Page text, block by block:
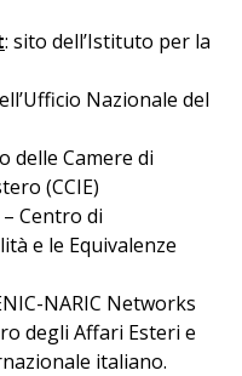
: sito dell’Istituto per la
Nazionale del
delle Camere di
(CCIE)
Centro di
e le Equivalenze
NARIC Networks
degli Affari Esteri e
italiano.